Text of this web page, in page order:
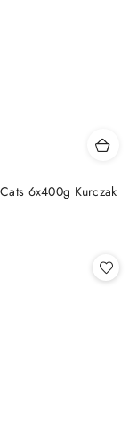
6x400g Kurczak